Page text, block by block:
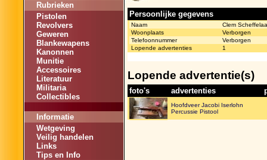
Rubrieken
Pistolen
Revolvers
Geweren
Blankewapens
Kanonnen
Munitie
Accessoires
Literatuur
Militaria
Collectibles
Informatie
Wetgeving
Veilig handelen
Links
Tips en Info
Persoonlijke gegevens
Naam
Clem
Woonplaats
Verborgen
Telefoonnummer
Verborgen
Lopende advertenties
1
Lopende advertentie(s)
foto's advertenties
Hoofdveer Jacobi Iserlohn
Percussie Pistool